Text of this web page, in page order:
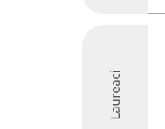
Laureaci